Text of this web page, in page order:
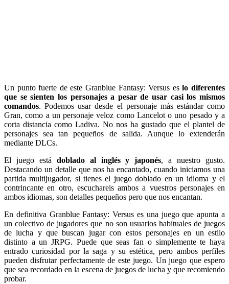
Un punto fuerte de este Granblue Fantasy: Versus eslo diferentes
que se sienten los personajes a pesar de usar casi los mismos
comandos. Podemos usar desde el personaje más estándar como
Gran, como a un personaje veloz como Lancelot o uno pesado y a
corta distancia como Ladiva. No nos ha gustado que el plantel de
personajes sea tan pequeños de salida. Aunque lo extenderán
mediante DLCs.
El juego está doblado al inglés y japonés, a nuestro gusto.
Destacando un detalle que nos ha encantado, cuando iniciamos una
partida multijugador, si tienes el juego doblado en un idioma y el
contrincante en otro, escuchareis ambos a vuestros personajes en
ambos idiomas, son detalles pequeños pero que nos encantan.
En definitiva Granblue Fantasy: Versus es una juego que apunta a
un colectivo de jugadores que no son usuarios habituales de juegos
de lucha y que buscan jugar con estos personajes en un estilo
distinto a un JRPG. Puede que seas fan o simplemente te haya
entrado curiosidad por la saga y su estética, pero ambos perfiles
pueden disfrutar perfectamente de este juego. Un juego que espero
que sea recordado en la escena de juegos de lucha y que recomiendo
probar.